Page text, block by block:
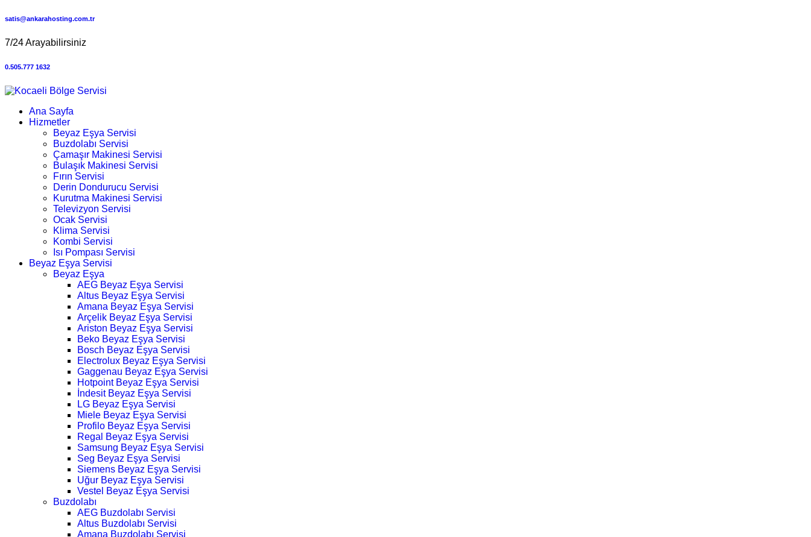
satis@ankarahosting.com.tr
7/24 Arayabilirsiniz
0.505.777 1632
Ana Sayfa
Hizmetler
Beyaz Eşya Servisi
Buzdolabı Servisi
Çamaşır Makinesi Servisi
Bulaşık Makinesi Servisi
Fırın Servisi
Derin Dondurucu Servisi
Kurutma Makinesi Servisi
Televizyon Servisi
Ocak Servisi
Klima Servisi
Kombi Servisi
Isı Pompası Servisi
Beyaz Eşya Servisi
Beyaz Eşya
AEG Beyaz Eşya Servisi
Altus Beyaz Eşya Servisi
Amana Beyaz Eşya Servisi
Arçelik Beyaz Eşya Servisi
Ariston Beyaz Eşya Servisi
Beko Beyaz Eşya Servisi
Bosch Beyaz Eşya Servisi
Electrolux Beyaz Eşya Servisi
Gaggenau Beyaz Eşya Servisi
Hotpoint Beyaz Eşya Servisi
İndesit Beyaz Eşya Servisi
LG Beyaz Eşya Servisi
Miele Beyaz Eşya Servisi
Profilo Beyaz Eşya Servisi
Regal Beyaz Eşya Servisi
Samsung Beyaz Eşya Servisi
Seg Beyaz Eşya Servisi
Siemens Beyaz Eşya Servisi
Uğur Beyaz Eşya Servisi
Vestel Beyaz Eşya Servisi
Buzdolabı
AEG Buzdolabı Servisi
Altus Buzdolabı Servisi
Amana Buzdolabı Servisi